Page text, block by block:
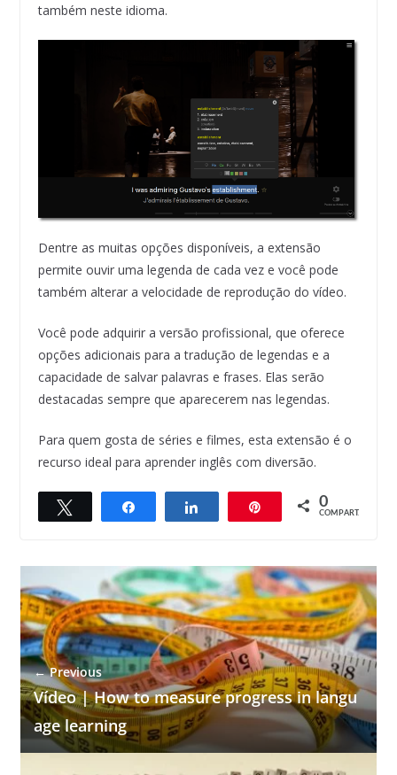
também neste idioma.
Dentre as muitas opções disponíveis, a extensão
permite ouvir uma legenda de cada vez e você pode
também alterar a velocidade de reprodução do vídeo.
Você pode adquirir a versão profissional, que oferece
opções adicionais para a tradução de legendas e a
capacidade de salvar palavras e frases. Elas serão
destacadas sempre que aparecerem nas legendas.
Para quem gosta de séries e filmes, esta extensão é o
recurso ideal para aprender inglês com diversão.
Compartilhar Compartilhar 0
COMPART.
← Previous
Vídeo | How to measure progress in langu
age learning